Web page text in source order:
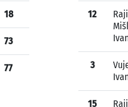
18
73
77
12
3
15